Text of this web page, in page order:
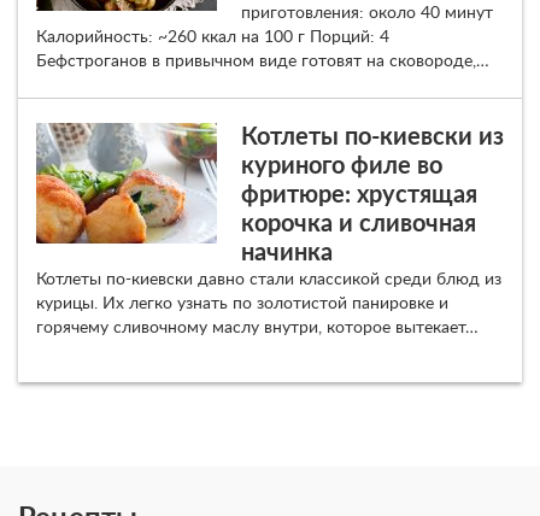
приготовления: около 40 минут
Калорийность: ~260 ккал на 100 г Порций: 4
Бефстроганов в привычном виде готовят на сковороде,…
Котлеты по-киевски из
куриного филе во
фритюре: хрустящая
корочка и сливочная
начинка
Котлеты по-киевски давно стали классикой среди блюд из
курицы. Их легко узнать по золотистой панировке и
горячему сливочному маслу внутри, которое вытекает…